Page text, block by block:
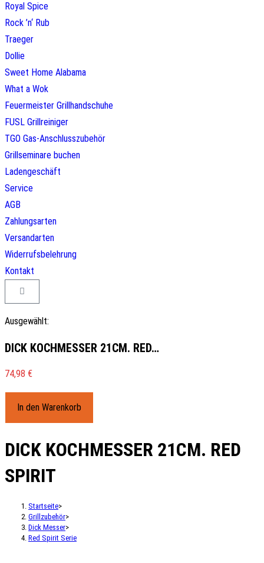
Royal Spice
Rock ’n‘ Rub
Traeger
Dollie
Sweet Home Alabama
What a Wok
Feuermeister Grillhandschuhe
FUSL Grillreiniger
TGO Gas-Anschlusszubehör
Grillseminare buchen
Ladengeschäft
Service
AGB
Zahlungsarten
Versandarten
Widerrufsbelehrung
Kontakt
Ausgewählt:
DICK KOCHMESSER 21CM. RED…
74,98 €
In den Warenkorb
DICK KOCHMESSER 21CM. RED
SPIRIT
Startseite>
Grillzubehör>
Dick Messer>
Red Spirit Serie